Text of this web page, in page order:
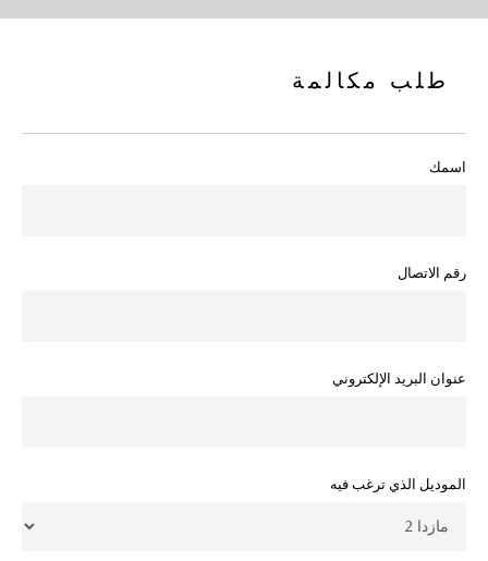
طلب مكالمة
اسمك
رقم الاتصال
عنوان البريد الإلكتروني
الموديل الذي ترغب فيه